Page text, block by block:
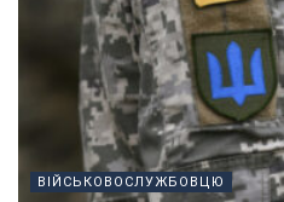
ВІЙСЬКОВОСЛУЖБОВЦЮ